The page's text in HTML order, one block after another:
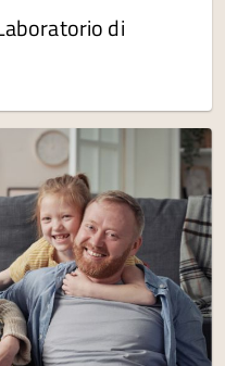
di